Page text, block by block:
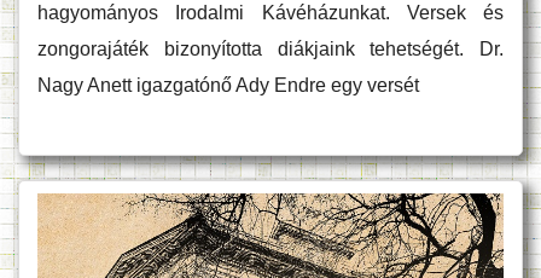
hagyományos Irodalmi Kávéházunkat. Versek és
zongorajáték bizonyította diákjaink tehetségét. Dr.
Nagy Anett igazgatónő Ady Endre egy versét